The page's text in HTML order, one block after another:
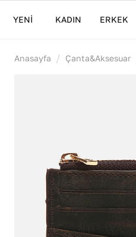
YENİ KADIN ERKEK
Anasayfa / Çanta&Aksesuar